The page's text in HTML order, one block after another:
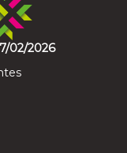
02/2026